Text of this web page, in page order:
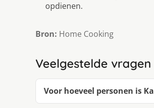
opdienen.
Bron: Home Cooking
Veelgestelde vragen
Voor hoeveel personen is